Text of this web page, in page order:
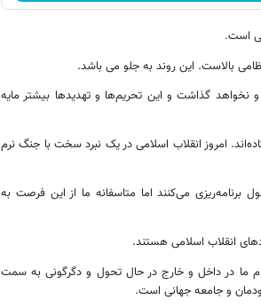
است.
بالاست. این روند به جلو می باشد.
نخواهد گذاشت و این تحریم‌ها و تهدیدها بیشتر مایه
امروز انقلاب اسلامی در یک نبرد سخت با جنگ نرم
می‌کنند اما متاسفانه ما از این فرصت به
انقلاب اسلامی هستند.
ما در داخل و خارج در حال تحول و دگرگونی به سمت
و جامعه جهانی است.